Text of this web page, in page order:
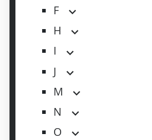
F
H
I
J
M
N
O